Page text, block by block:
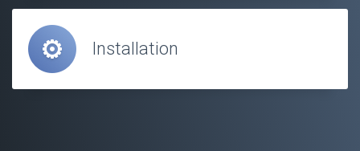
Installation